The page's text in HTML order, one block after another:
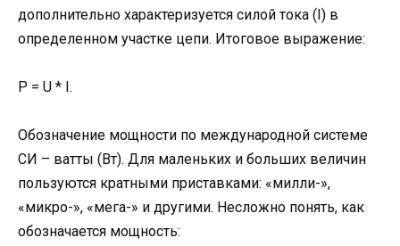
дополнительно характеризуется силой тока (I) в
определенном участке цепи. Итоговое выражение:
P = U * I.
Обозначение мощности по международной системе
СИ – ватты (Вт). Для маленьких и больших величин
пользуются кратными приставками: «милли-»,
«микро-», «мега-» и другими. Несложно понять, как
обозначается мощность: